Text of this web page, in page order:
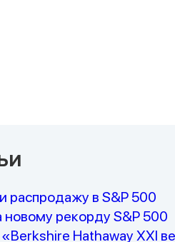
распродажу в S&P 500
рекорду S&P 500
Hathaway XXI